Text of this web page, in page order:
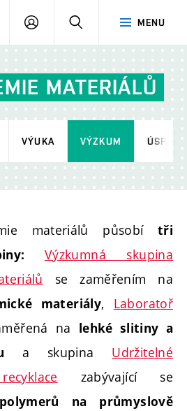
MENU
PŘIHLÁSIT
MATERIÁLŮ
VÝUKA VÝZKUM
materiálů působí tři
Výzkumná skupina
se zaměřením na
materiály, Laboratoř
na lehké slitiny a
a skupina Udržitelné
zabývající se
na průmyslově